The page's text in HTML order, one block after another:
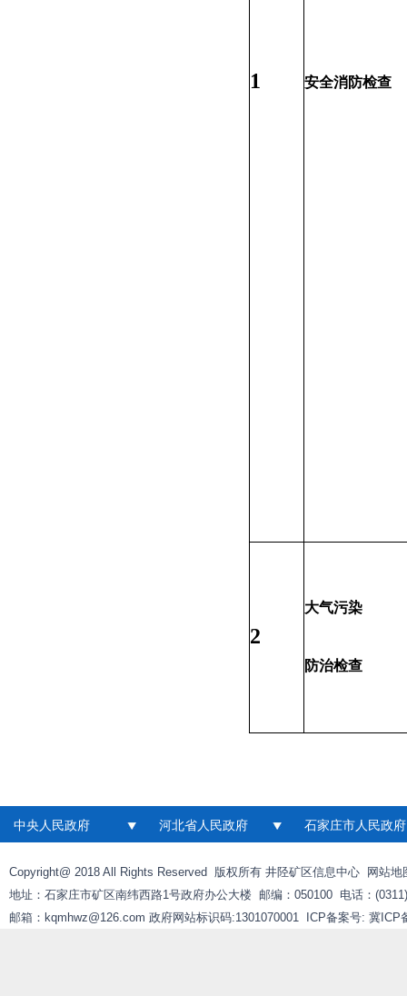
1 安全消防检查
2
大气污染
防治检查